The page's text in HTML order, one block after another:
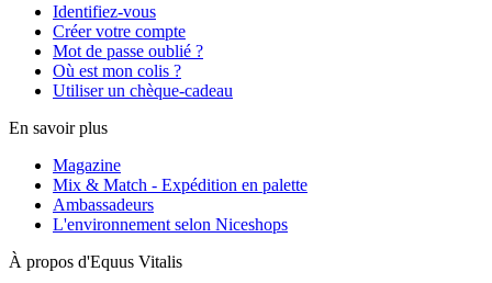
Identifiez-vous
Créer votre compte
Mot de passe oublié ?
Où est mon colis ?
Utiliser un chèque-cadeau
En savoir plus
Magazine
Mix & Match - Expédition en palette
Ambassadeurs
L'environnement selon Niceshops
À propos d'Equus Vitalis